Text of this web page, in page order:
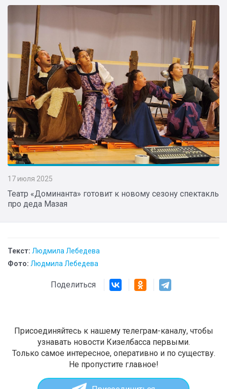
17 июля 2025
Театр «Доминанта» готовит к новому сезону спектакль
про деда Мазая
Текст: Людмила Лебедева
Фото: Людмила Лебедева
Поделиться
Присоединяйтесь к нашему телеграм-каналу, чтобы
узнавать новости Кизелбасса первыми.
Только самое интересное, оперативно и по существу.
Не пропустите главное!